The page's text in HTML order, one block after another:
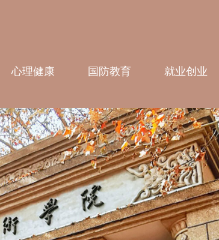
心理健康 国防教育 就业创业